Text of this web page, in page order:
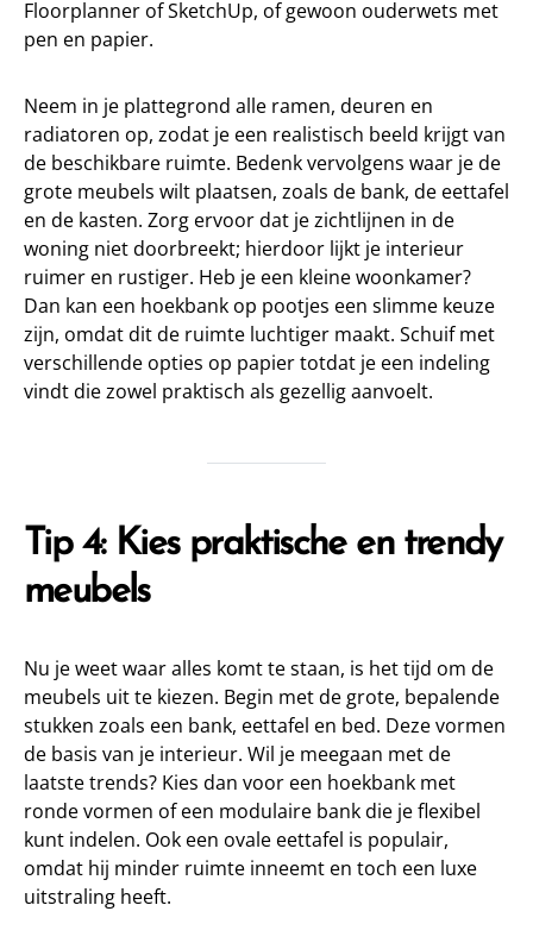
Floorplanner of SketchUp, of gewoon ouderwets met
pen en papier.
Neem in je plattegrond alle ramen, deuren en
radiatoren op, zodat je een realistisch beeld krijgt van
de beschikbare ruimte. Bedenk vervolgens waar je de
grote meubels wilt plaatsen, zoals de bank, de eettafel
en de kasten. Zorg ervoor dat je zichtlijnen in de
woning niet doorbreekt; hierdoor lijkt je interieur
ruimer en rustiger. Heb je een kleine woonkamer?
Dan kan een hoekbank op pootjes een slimme keuze
zijn, omdat dit de ruimte luchtiger maakt. Schuif met
verschillende opties op papier totdat je een indeling
vindt die zowel praktisch als gezellig aanvoelt.
Tip 4: Kies praktische en trendy
meubels
Nu je weet waar alles komt te staan, is het tijd om de
meubels uit te kiezen. Begin met de grote, bepalende
stukken zoals een bank, eettafel en bed. Deze vormen
de basis van je interieur. Wil je meegaan met de
laatste trends? Kies dan voor een hoekbank met
ronde vormen of een modulaire bank die je flexibel
kunt indelen. Ook een ovale eettafel is populair,
omdat hij minder ruimte inneemt en toch een luxe
uitstraling heeft.